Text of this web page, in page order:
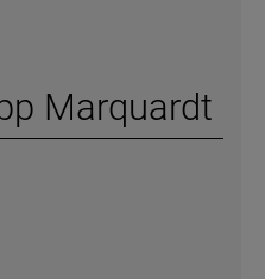
Marquardt